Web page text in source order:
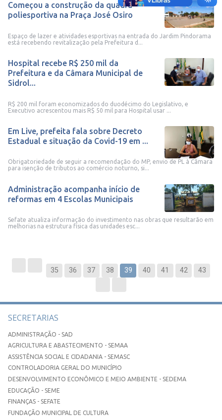
Começou a construção da quadra
poliesportiva na Praça José Osiro
Espaço de lazer e atividades esportivas na entrada do Jardim Pindorama
está recebendo revitalização pela Prefeitura d...
Hospital recebe R$ 250 mil da
Prefeitura e da Câmara Municipal de
Sidrol...
R$ 200 mil foram economizados do duodécimo do Legislativo, e
Executivo acrescentou mais R$ 50 mil para Hospital usar ...
Em Live, prefeita fala sobre Decreto
Estadual e situação da Covid-19 em ...
Obrigatoriedade de seguir a recomendação do MP, envio de PL à Câmara
para isenção de tributos ao comércio noturno, si...
Administração acompanha início de
reformas em 4 Escolas Municipais
Sefate atualiza informação do investimento nas obras que resultarão em
melhorias na estrutura física das unidades esc...
35 36 37 38 39 40 41 42 43
SECRETARIAS
ADMINISTRAÇÃO - SAD
AGRICULTURA E ABASTECIMENTO - SEMAA
ASSISTÊNCIA SOCIAL E CIDADANIA - SEMASC
CONTROLADORIA GERAL DO MUNICÍPIO
DESENVOLVIMENTO ECONÔMICO E MEIO AMBIENTE - SEDEMA
EDUCAÇÃO - SEME
FINANÇAS - SEFATE
FUNDAÇÃO MUNICIPAL DE CULTURA